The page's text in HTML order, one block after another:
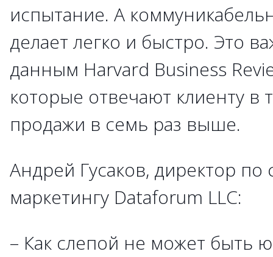
испытание. А
делает легко и быстро. Это
данным Harvard Business
которые отвечают клиенту в
продажи в семь раз выше.
Андрей Гусаков, директор по
маркетингу Dataforum LLC:
– Как слепой не может быть